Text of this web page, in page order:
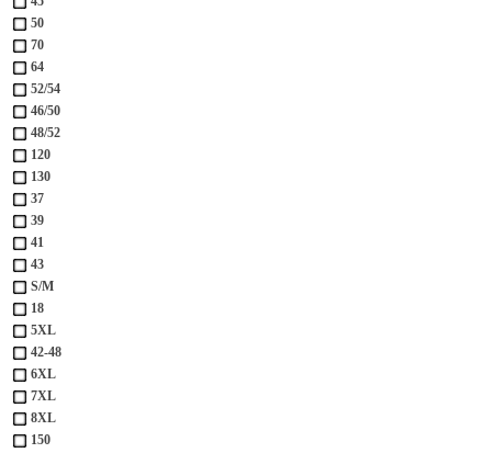
50
70
64
52/54
46/50
48/52
120
130
37
39
41
43
S/M
18
5XL
42-48
6XL
7XL
8XL
150